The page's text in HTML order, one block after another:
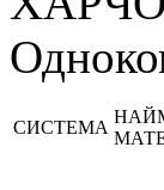
СИСТЕМА